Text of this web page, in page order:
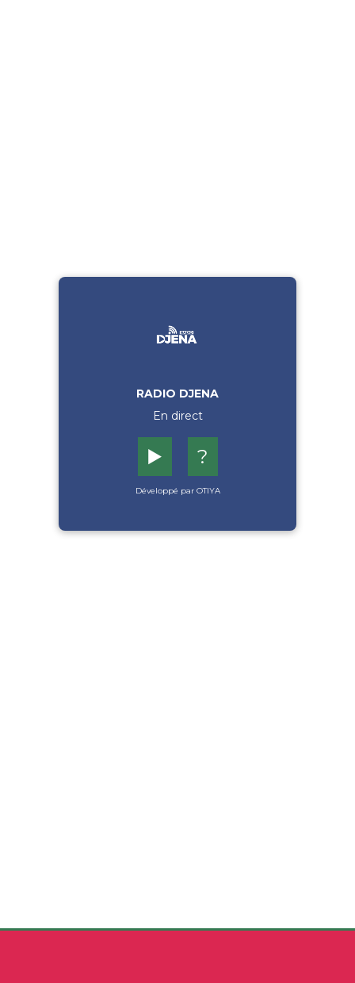
RADIO DJENA
En direct
▶️ ?
Développé par OTIYA